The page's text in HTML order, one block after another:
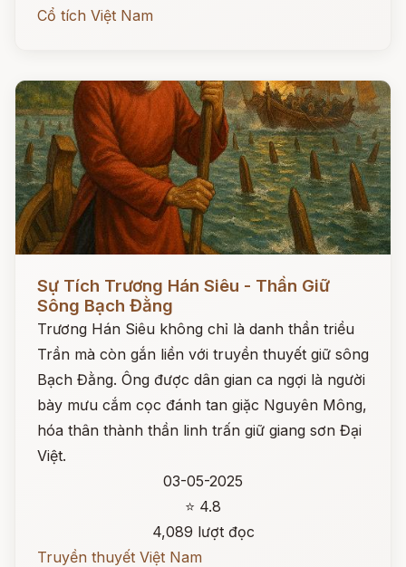
Cổ tích Việt Nam
Sự Tích Trương Hán Siêu - Thần Giữ
Sông Bạch Đằng
Trương Hán Siêu không chỉ là danh thần triều
Trần mà còn gắn liền với truyền thuyết giữ sông
Bạch Đằng. Ông được dân gian ca ngợi là người
bày mưu cắm cọc đánh tan giặc Nguyên Mông,
hóa thân thành thần linh trấn giữ giang sơn Đại
Việt.
03-05-2025
⭐ 4.8
4,089 lượt đọc
Truyền thuyết Việt Nam